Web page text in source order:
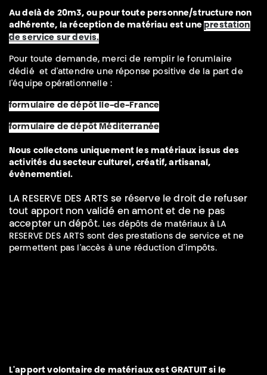
Au delà de 20m3, ou pour toute personne/structure non
adhérente, la réception de matériau est une prestation
de service sur devis.
Pour toute demande, merci de remplir le forumlaire
dédiéet d'attendre une réponse positive de la part de
l'équipe opérationnelle :
formulaire de dépôt Ile-de-France
formulaire de dépôt Méditerranée
Nous collectons uniquement les matériaux issus des
activités du secteur culturel, créatif, artisanal,
évènementiel.
LA RESERVE DES ARTS se réserve le droit de refuser
tout apport non validé en amont et de ne pas
accepter un dépôt. Les dépôts de matériaux à LA
RESERVE DES ARTS sont des prestations de service et ne
permettent pas l'accès à une réduction d'impôts.
L'apport volontaire de matériaux est GRATUIT si le